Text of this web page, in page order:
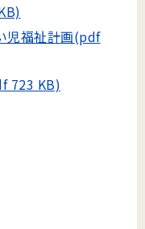
児福祉計画(pdf
723 KB)